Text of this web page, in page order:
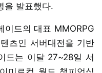
을 발표했다.
이드의 대표 MMORPG
츠인 서버대전을 기반
드는 이달 27~28일 서